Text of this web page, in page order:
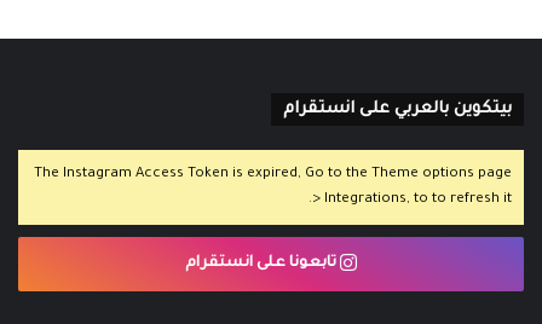
بيتكوين بالعربي على انستقرام
The Instagram Access Token is expired, Go to the Theme options page
> Integrations, to to refresh it.
تابعونا على انستقرام